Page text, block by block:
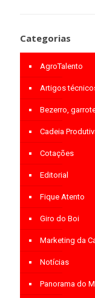
Categorias
AgroTalento
Artigos
Bezerro,
Cadeia
Cotações
Editorial
Fique Atento
Giro do Boi
Marketing da
Notícias
Panorama do